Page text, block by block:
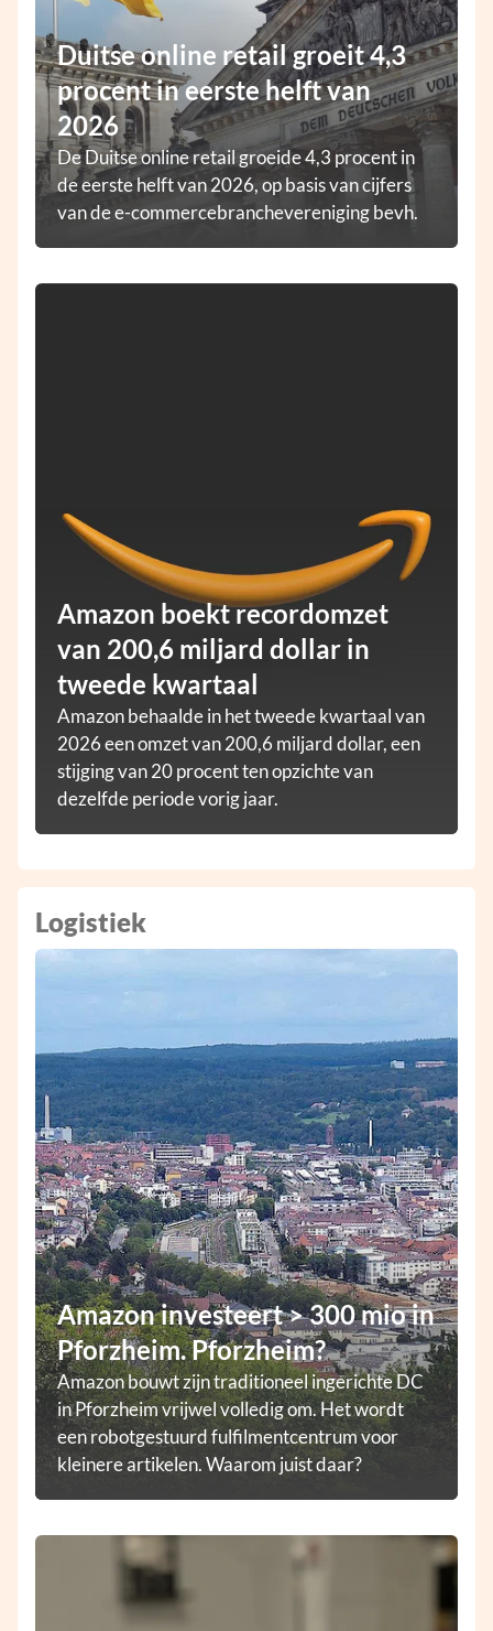
Duitse online retail groeit 4,3
procent in eerste helft van
2026
De Duitse online retail groeide 4,3 procent in
de eerste helft van 2026, op basis van cijfers
van de e-commercebranchevereniging bevh.
Amazon boekt recordomzet
van 200,6 miljard dollar in
tweede kwartaal
Amazon behaalde in het tweede kwartaal van
2026 een omzet van 200,6 miljard dollar, een
stijging van 20 procent ten opzichte van
dezelfde periode vorig jaar.
Logistiek
Amazon investeert > 300 mio in
Pforzheim. Pforzheim?
Amazon bouwt zijn traditioneel ingerichte DC
in Pforzheim vrijwel volledig om. Het wordt
een robotgestuurd fulfilmentcentrum voor
kleinere artikelen. Waarom juist daar?